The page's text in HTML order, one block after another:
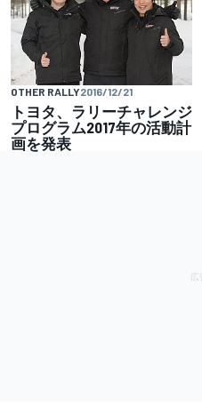
OTHER RALLY2016/12/21
トヨタ、ラリーチャレンジ
プログラム2017年の活動計
画を発表